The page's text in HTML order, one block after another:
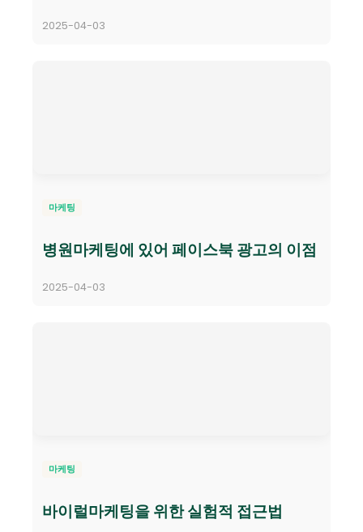
2025-04-03
마케팅
병원마케팅에 있어 페이스북 광고의 이점
2025-04-03
마케팅
바이럴마케팅을 위한 실험적 접근법